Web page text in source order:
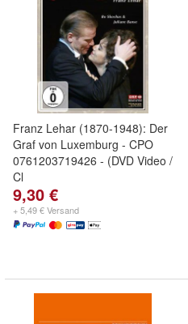
Franz Lehar (1870-1948): Der
Graf von Luxemburg - CPO
0761203719426 - (DVD Video /
Cl
9,30 €
+ 5,49 € Versand